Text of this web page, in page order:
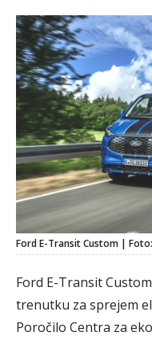
Ford E-Transit Custom |
Ford E-Transit
trenutku za sprejem
Poročilo Centra za